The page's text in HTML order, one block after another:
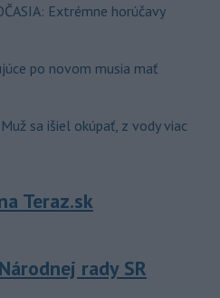
Extrémne horúčavy
po novom musia mať
sa išiel okúpať, z vody viac
Teraz.sk
rady SR